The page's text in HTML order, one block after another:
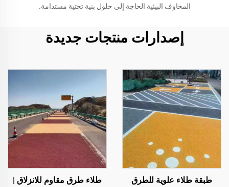
المخاوف البيئية الحاجة إلى حلول بنية تحتية مستدامة.
إصدارات منتجات جديدة
طبقة طلاء علوية للطرق
طلاء طرق مقاوم للانزلاق |